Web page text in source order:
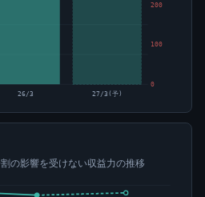
0
100
200
26/3 27/3(予)
の影響を受けない収益力の推移